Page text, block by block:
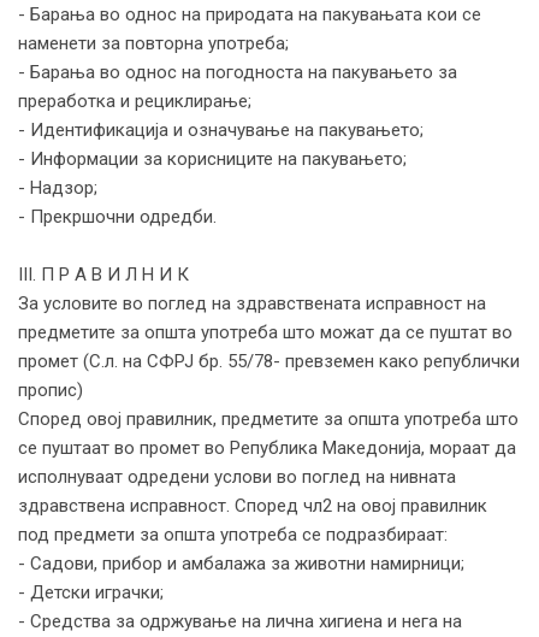
- Барања во однос на природата на пакувањата кои се
наменети за повторна употреба;
- Барања во однос на погодноста на пакувањето за
преработка и рециклирање;
- Идентификација и означување на пакувањето;
- Информации за корисниците на пакувањето;
- Надзор;
- Прекршочни одредби.
III. П Р А В И Л Н И К
За условите во поглед на здравствената исправност на
предметите за општа употреба што можат да се пуштат во
промет (С.л. на СФРЈ бр. 55/78- превземен како републички
пропис)
Според овој правилник, предметите за општа употреба што
се пуштаат во промет во Република Македонија, мораат да
исполнуваат одредени услови во поглед на нивната
здравствена исправност. Според чл2 на овој правилник
под предмети за општа употреба се подразбираат:
- Садови, прибор и амбалажа за животни намирници;
- Детски играчки;
- Средства за одржување на лична хигиена и нега на